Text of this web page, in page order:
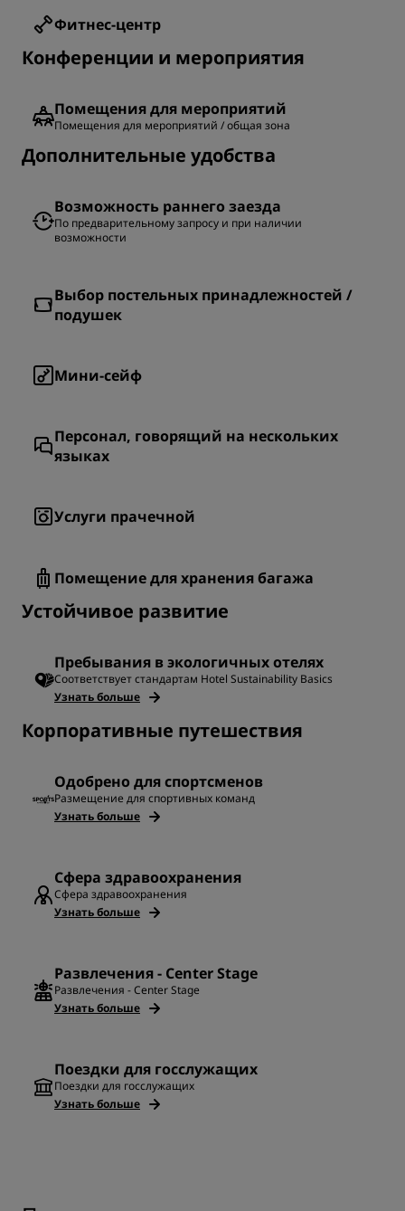
Фитнес-центр
Конференции и мероприятия
Помещения для мероприятий
Помещения для мероприятий / общая зона
Дополнительные удобства
Возможность раннего заезда
По предварительному запросу и при наличии
возможности
Выбор постельных принадлежностей /
подушек
Мини-сейф
Персонал, говорящий на нескольких
языках
Услуги прачечной
Помещение для хранения багажа
Устойчивое развитие
Пребывания в экологичных отелях
Соответствует стандартам Hotel Sustainability Basics
Узнать больше
Корпоративные путешествия
Одобрено для спортсменов
Размещение для спортивных команд
Узнать больше
Сфера здравоохранения
Сфера здравоохранения
Узнать больше
Развлечения - Center Stage
Развлечения - Center Stage
Узнать больше
Поездки для госслужащих
Поездки для госслужащих
Узнать больше